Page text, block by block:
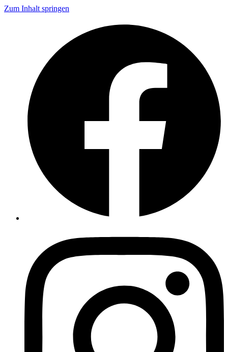
Zum Inhalt springen